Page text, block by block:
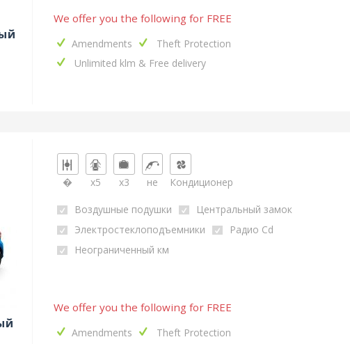
We offer you the following for FREE
Amendments
Theft Protection
Unlimited klm & Free delivery
� x5 x3 не Кондиционер
Воздушные подушки
Центральный замок
Электростеклоподъемники
Радио Cd
Неограниченный км
We offer you the following for FREE
Amendments
Theft Protection